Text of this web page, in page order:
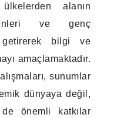
ülkelerden alanın
ve genç
getirerek bilgi ve
amaçlamaktadır.
sunumlar
dünyaya değil,
önemli katkılar